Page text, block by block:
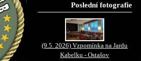
Poslední fotografie
(9.5. 2026) Vzpomínka na Jardu
Kabelku - Ostašov